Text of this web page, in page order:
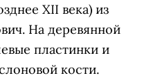
XII века) из
На деревянной
пластинки и
кости.